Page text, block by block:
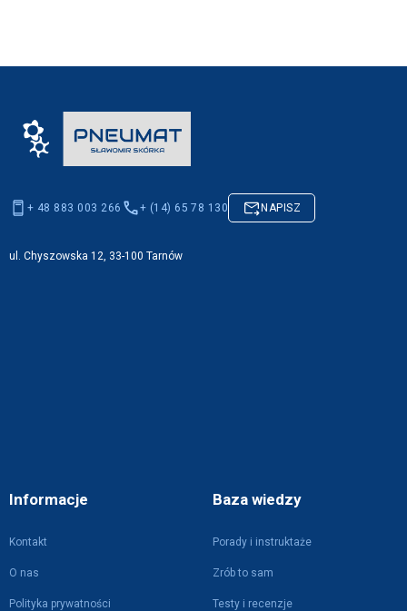
Informacje
Kontakt
O nas
Polityka prywatności
Baza wiedzy
Porady i instruktaże
Zrób to sam
Testy i recenzje
+ 48 883 003 266 + (14) 65 78 130 NAPISZ
ul. Chyszowska 12, 33-100 Tarnów